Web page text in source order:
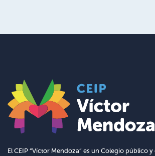
El CEIP “Víctor Mendoza” es un Colegio público